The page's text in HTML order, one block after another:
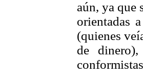
aún, ya que
orientadas
(quienes
de